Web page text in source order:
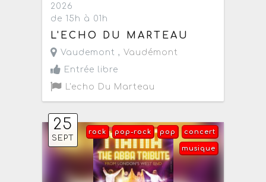
2026
de 15h à 01h
L'ECHO DU MARTEAU
Vaudemont , Vaudémont
Entrée libre
L'echo Du Marteau
25
SEPT
concert
pop
pop-rock
rock
musique